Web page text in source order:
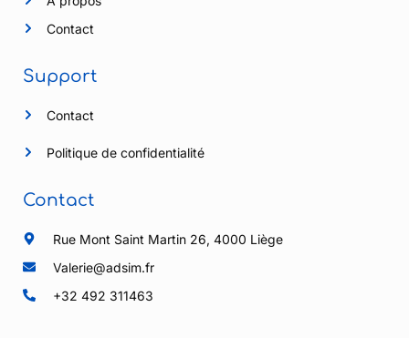
Contact
Support
Contact
Politique de confidentialité
Contact
Rue Mont Saint Martin 26, 4000 Liège
Valerie@adsim.fr
+32 492 311463